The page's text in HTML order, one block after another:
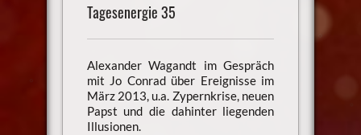
Tagesenergie 35
Alexander Wagandt im Gespräch
mit Jo Conrad über Ereignisse im
März 2013, u.a. Zypernkrise, neuen
Papst und die dahinter liegenden
Illusionen.